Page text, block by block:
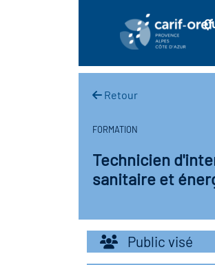
Retour
FORMATION
Technicien
sanitaire et
Public visé